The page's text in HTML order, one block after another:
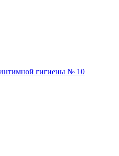
гигиены № 10